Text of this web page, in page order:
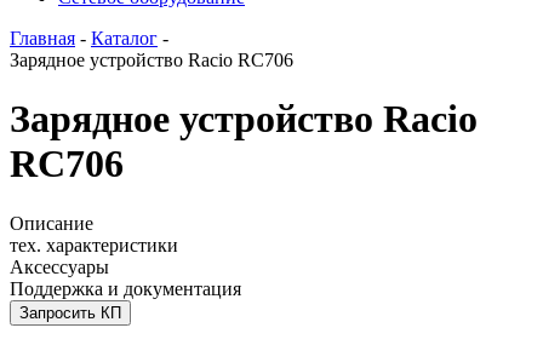
Главная - Каталог -
Зарядное устройство Racio RC706
Зарядное устройство Racio
RC706
Описание
тех. характеристики
Аксессуары
Поддержка и документация
Запросить КП